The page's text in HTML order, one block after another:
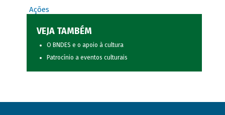
Ações
VEJA TAMBÉM
O BNDES e o apoio à cultura
Patrocínio a eventos culturais